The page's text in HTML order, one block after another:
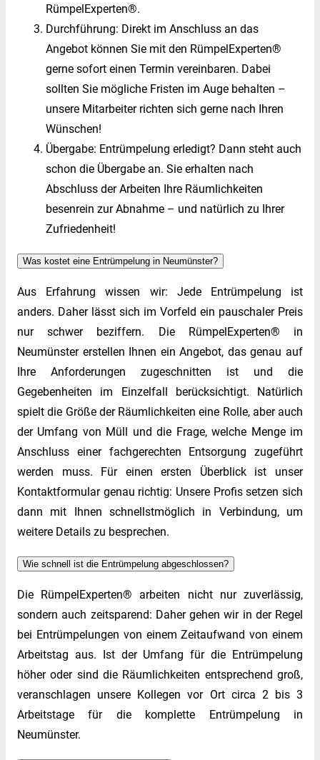
RümpelExperten®.
Durchführung: Direkt im Anschluss an das
Angebot können Sie mit den RümpelExperten®
gerne sofort einen Termin vereinbaren. Dabei
sollten Sie mögliche Fristen im Auge behalten –
unsere Mitarbeiter richten sich gerne nach Ihren
Wünschen!
Übergabe: Entrümpelung erledigt? Dann steht auch
schon die Übergabe an. Sie erhalten nach
Abschluss der Arbeiten Ihre Räumlichkeiten
besenrein zur Abnahme – und natürlich zu Ihrer
Zufriedenheit!
Was kostet eine Entrümpelung in Neumünster?
Aus Erfahrung wissen wir: Jede Entrümpelung ist
anders. Daher lässt sich im Vorfeld ein pauschaler Preis
nur schwer beziffern. Die RümpelExperten® in
Neumünster erstellen Ihnen ein Angebot, das genau auf
Ihre Anforderungen zugeschnitten ist und die
Gegebenheiten im Einzelfall berücksichtigt. Natürlich
spielt die Größe der Räumlichkeiten eine Rolle, aber auch
der Umfang von Müll und die Frage, welche Menge im
Anschluss einer fachgerechten Entsorgung zugeführt
werden muss. Für einen ersten Überblick ist unser
Kontaktformular genau richtig: Unsere Profis setzen sich
dann mit Ihnen schnellstmöglich in Verbindung, um
weitere Details zu besprechen.
Wie schnell ist die Entrümpelung abgeschlossen?
Die RümpelExperten® arbeiten nicht nur zuverlässig,
sondern auch zeitsparend: Daher gehen wir in der Regel
bei Entrümpelungen von einem Zeitaufwand von einem
Arbeitstag aus. Ist der Umfang für die Entrümpelung
höher oder sind die Räumlichkeiten entsprechend groß,
veranschlagen unsere Kollegen vor Ort circa 2 bis 3
Arbeitstage für die komplette Entrümpelung in
Neumünster.